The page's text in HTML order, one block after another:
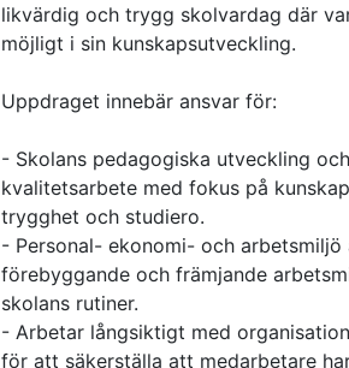
likvärdig och trygg skolvardag där
möjligt i sin kunskapsutveckling.
Uppdraget innebär ansvar för:
- Skolans pedagogiska utveckling
kvalitetsarbete med fokus på
trygghet och studiero.
- Personal- ekonomi- och
förebyggande och främjande
skolans rutiner.
- Arbetar långsiktigt med
för att säkerställa att medarbetare